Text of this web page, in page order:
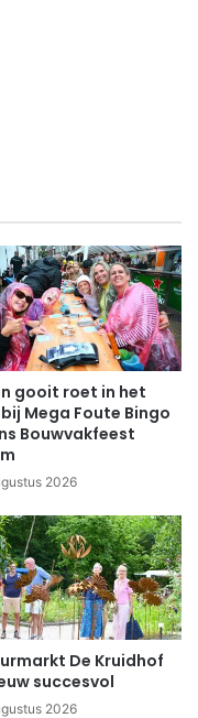
gooit roet in het
Mega Foute Bingo
Bouwvakfeest
2026
De Kruidhof
succesvol
2026